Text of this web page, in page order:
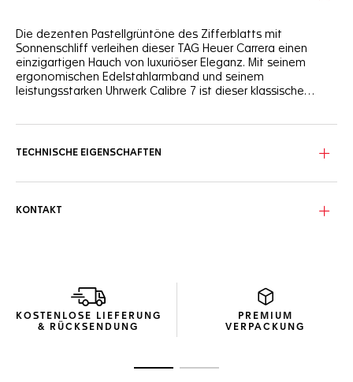
Die dezenten Pastellgrüntöne des Zifferblatts mit
Sonnenschliff verleihen dieser TAG Heuer Carrera einen
einzigartigen Hauch von luxuriöser Eleganz. Mit seinem
ergonomischen Edelstahlarmband und seinem
leistungsstarken Uhrwerk Calibre 7 ist dieser klassische
Roségold dezent von dem grünen Zifferblatt mit
widerstandsfähig, verfügt über eine Edelstahlkrone bei 3 Uhr
Edelstahl und doppelten Sicherheitsdrückern ausgestattet.
TECHNISCHE EIGENSCHAFTEN
KONTAKT
KOSTENLOSE LIEFERUNG
& RÜCKSENDUNG
PREMIUM
VERPACKUNG